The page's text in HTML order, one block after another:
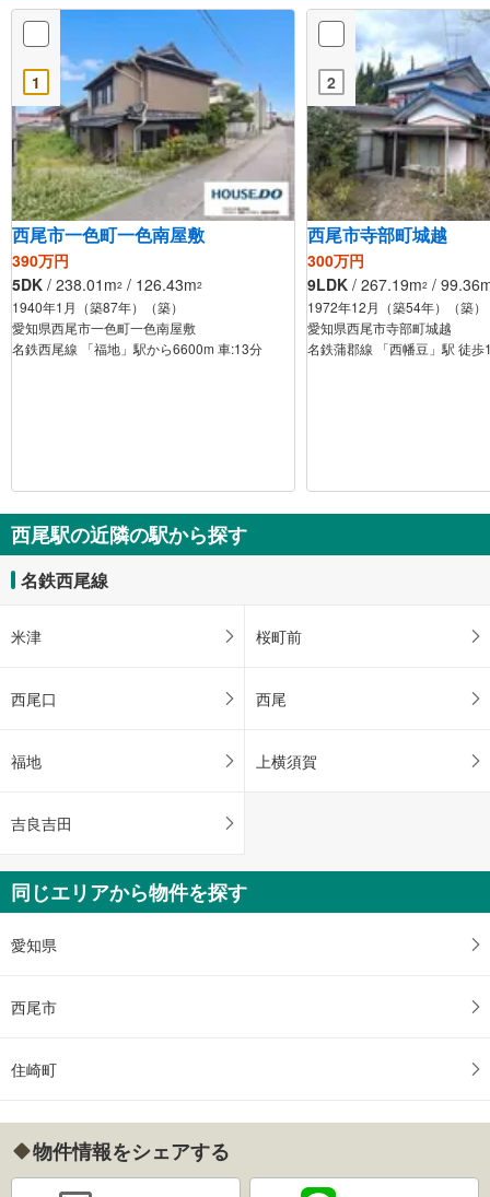
1
西尾市一色町一色南屋敷
390万円
5DK / 238.01m2 / 126.43m2
1940年1月（築87年）（築）
愛知県西尾市一色町一色南屋敷
名鉄西尾線 「福地」駅から6600m 車:13分
2
西尾市寺部町城越
300万円
9LDK / 267.19m2 /
1972年12月（築54年）（築）
愛知県西尾市寺部町城越
名鉄蒲郡線 「西幡豆」駅 徒歩
西尾駅の近隣の駅から探す
名鉄西尾線
米津 桜町前
西尾口 西尾
福地 上横須賀
吉良吉田
同じエリアから物件を探す
愛知県
西尾市
住崎町
物件情報をシェアする